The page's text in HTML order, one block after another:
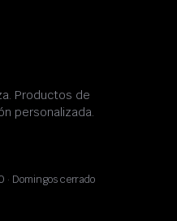
Productos de
personalizada.
Domingos cerrado